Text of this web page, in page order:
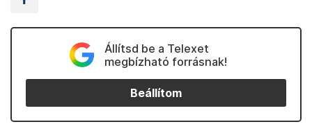
Állítsd be a Telexet
megbízható forrásnak!
Beállítom